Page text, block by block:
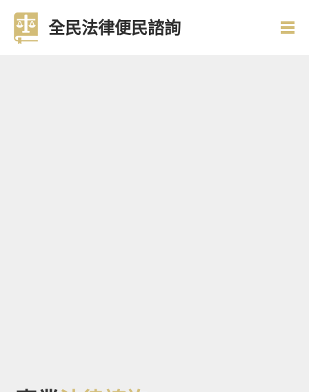
全民法律便民諮詢